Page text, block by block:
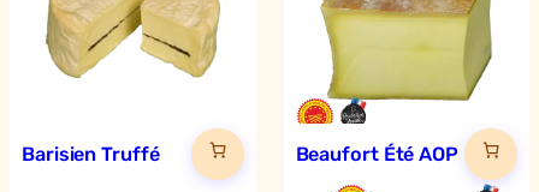
Barisien Truffé Beaufort Été AOP